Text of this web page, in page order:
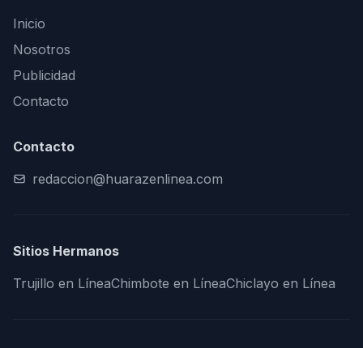
Inicio
Nosotros
Publicidad
Contacto
Contacto
redaccion@huarazenlinea.com
Sitios Hermanos
Trujillo en LíneaChimbote en LíneaChiclayo en Línea